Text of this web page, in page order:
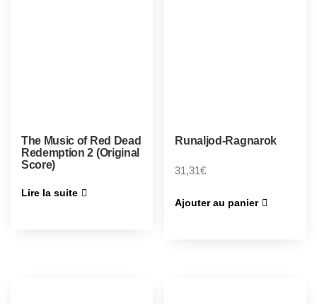
The Music of Red Dead
Redemption 2 (Original
Score)
Lire la suite
Runaljod-Ragnarok
31,31€
Ajouter au panier